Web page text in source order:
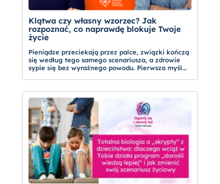
Klątwa czy własny wzorzec? Jak
rozpoznać, co naprawdę blokuje Twoje
życie
Pieniądze przeciekają przez palce, związki kończą
się według tego samego scenariusza, a zdrowie
sypie się bez wyraźnego powodu. Pierwsza myśl...